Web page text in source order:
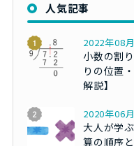
人気記事
2022年08
小数の割
りの位置
解説】
2020年06
大人が学
算の順序